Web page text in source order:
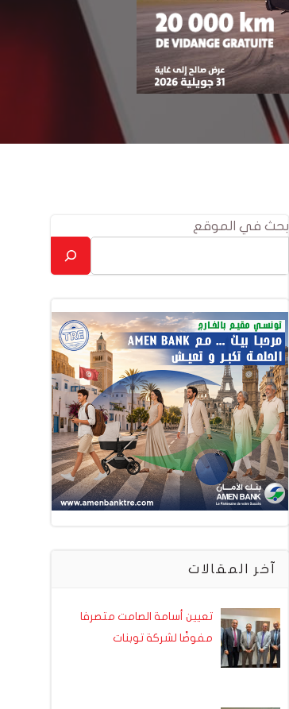
بحث في الموقع
آخر المقالات
تعيين أسامة الصامت متصرفا
مفوضًا لشركة توبنات